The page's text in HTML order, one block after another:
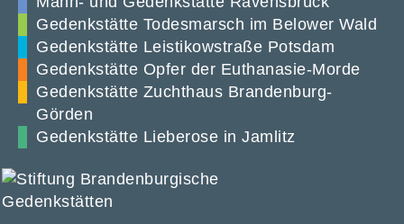
Gedenkstätte Todesmarsch im Belower Wald
Gedenkstätte Leistikowstraße Potsdam
Gedenkstätte Opfer der Euthanasie-Morde
Gedenkstätte Zuchthaus Brandenburg-
Görden
Gedenkstätte Lieberose in Jamlitz